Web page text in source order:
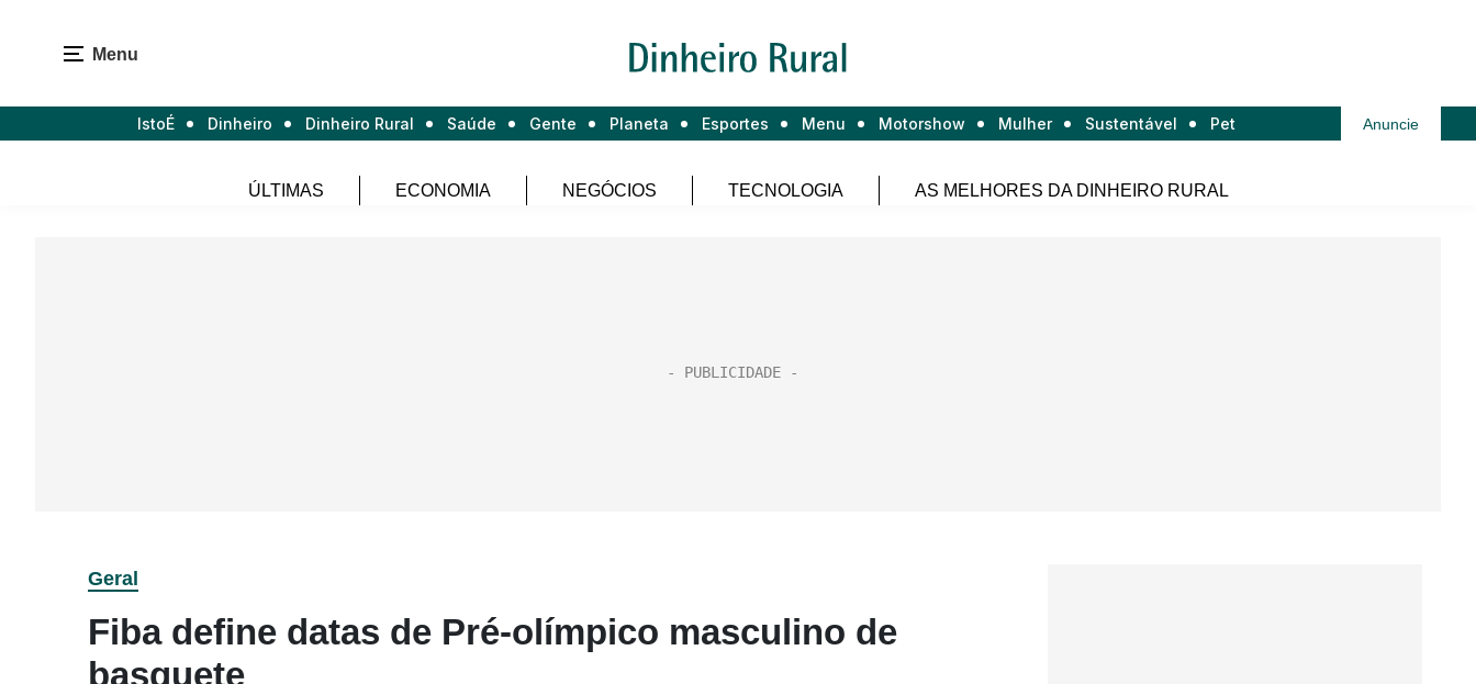
Menu
IstoÉ Dinheiro Dinheiro Rural Saúde Gente Planeta Esportes Menu Motorshow Mulher Sustentável Pet Anuncie
ÚLTIMAS ECONOMIA NEGÓCIOS TECNOLOGIA AS MELHORES DA DINHEIRO RURAL
Geral
Fiba define datas de Pré-olímpico masculino de
basquete